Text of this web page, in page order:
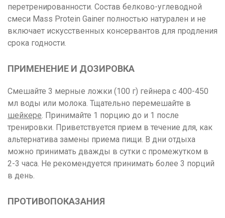
перетренированности. Состав белково-углеводной
смеси Mass Protein Gainer полностью натурален и не
включает искусственных консервантов для продления
срока годности.
ПРИМЕНЕНИЕ И ДОЗИРОВКА
Смешайте 3 мерные ложки (100 г) гейнера с 400-450
мл воды или молока. Тщательно перемешайте в
шейкере . Принимайте 1 порцию до и 1 после
тренировки. Приветствуется прием в течение для, как
альтернатива замены приема пищи. В дни отдыха
можно принимать дважды в сутки с промежутком в
2-3 часа. Не рекомендуется принимать более 3 порций
в день.
ПРОТИВОПОКАЗАНИЯ